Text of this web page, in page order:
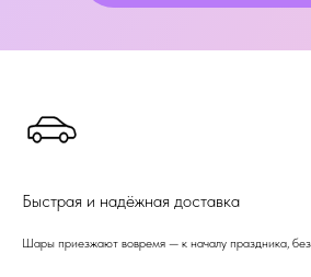
Быстрая и надёжная доставка
Шары приезжают вовремя — к началу праздника,